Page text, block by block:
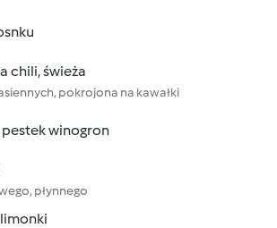
chili, świeża
pokrojona na kawałki
pestek winogron
płynnego
limonki